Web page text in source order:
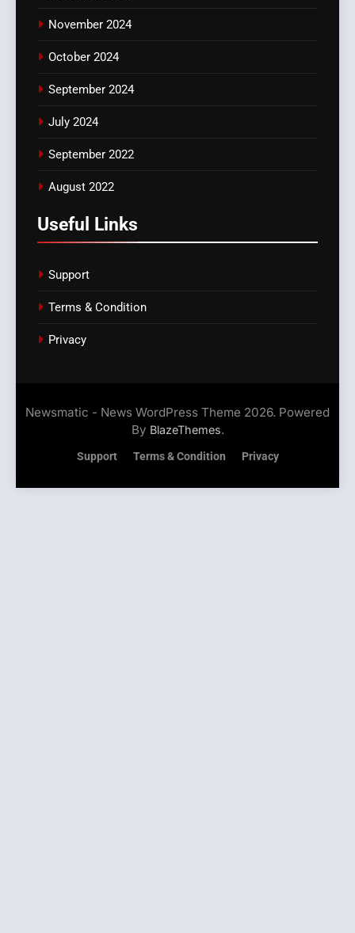
November 2024
October 2024
September 2024
July 2024
September 2022
August 2022
Useful Links
Support
Terms & Condition
Privacy
Newsmatic - News WordPress Theme 2026. Powered
By BlazeThemes.
Support Terms & Condition Privacy